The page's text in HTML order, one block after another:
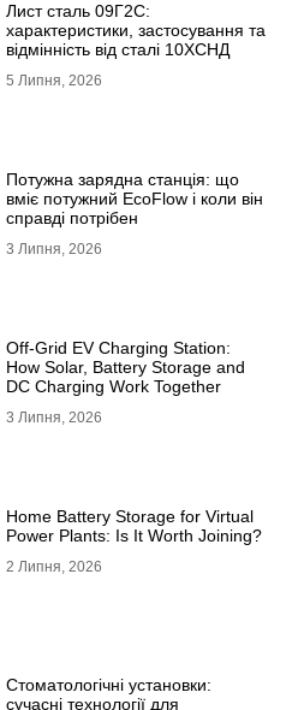
Лист сталь 09Г2С:
характеристики, застосування та
відмінність від сталі 10ХСНД
5 Липня, 2026
Потужна зарядна станція: що
вміє потужний EcoFlow і коли він
справді потрібен
3 Липня, 2026
Off-Grid EV Charging Station:
How Solar, Battery Storage and
DC Charging Work Together
3 Липня, 2026
Home Battery Storage for Virtual
Power Plants: Is It Worth Joining?
2 Липня, 2026
Стоматологічні установки:
сучасні технології для